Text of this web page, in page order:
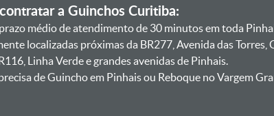
a Guinchos Curitiba:
médio de atendimento de 30 minutos em toda
localizadas próximas da BR277, Avenida das
Linha Verde e grandes avenidas de Pinhais.
de Guincho em Pinhais ou Reboque no Vargem